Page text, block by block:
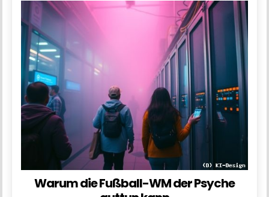
Warum die Fußball-WM der Psyche